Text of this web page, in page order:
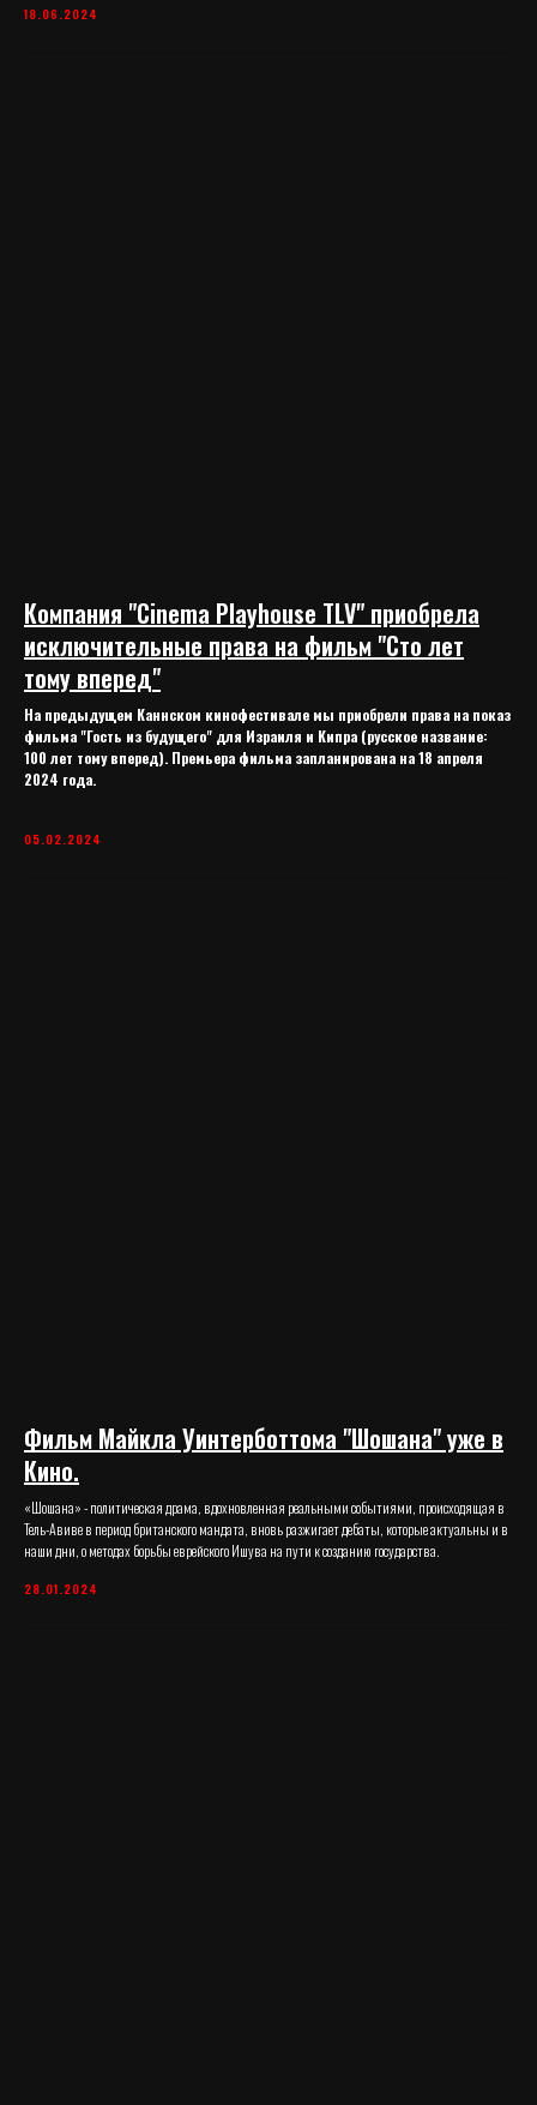
18.06.2024
Компания "Cinema Playhouse TLV" приобрела
исключительные права на фильм "Сто лет
тому вперед"
На предыдущем Каннском кинофестивале мы приобрели права на показ
фильма "Гость из будущего" для Израиля и Кипра (русское название:
100 лет тому вперед). Премьера фильма запланирована на 18 апреля
2024 года.
05.02.2024
Фильм Майкла Уинтерботтома "Шошана" уже в
Кино.
«Шошана» - политическая драма, вдохновленная реальными событиями, происходящая в
Тель-Авиве в период британского мандата, вновь разжигает дебаты, которые актуальны и в
наши дни, о методах борьбы еврейского Ишува на пути к созданию государства.
28.01.2024